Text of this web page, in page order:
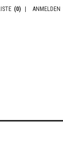
ANMELDEN
(0)